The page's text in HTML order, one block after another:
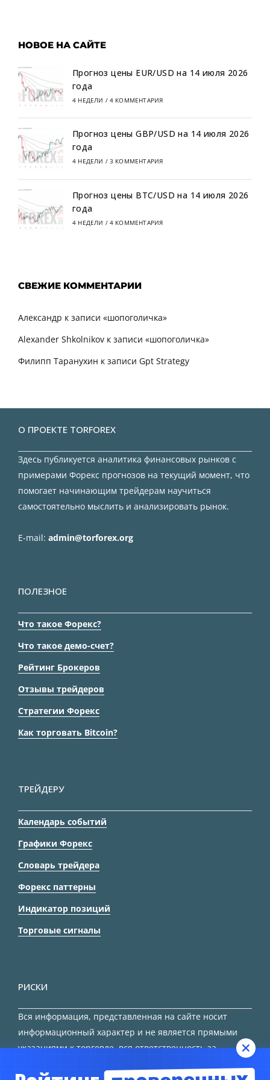
НОВОЕ НА САЙТЕ
Прогноз цены EUR/USD на 14 июля 2026
года
4 НЕДЕЛИ / 4 КОММЕНТАРИЯ
Прогноз цены GBP/USD на 14 июля 2026
года
4 НЕДЕЛИ / 3 КОММЕНТАРИЯ
Прогноз цены BTC/USD на 14 июля 2026
года
4 НЕДЕЛИ / 4 КОММЕНТАРИЯ
СВЕЖИЕ КОММЕНТАРИИ
Александр к записи «шопоголичка»
Alexander Shkolnikov к записи «шопоголичка»
Филипп Таранухин к записи Gpt Strategy
О ПРОЕКТЕ TORFOREX
Здесь публикуется аналитика финансовых рынков с
примерами Форекс прогнозов на текущий момент, что
помогает начинающим трейдерам научиться
самостоятельно мыслить и анализировать рынок.
E-mail: admin@torforex.org
ПОЛЕЗНОЕ
Что такое Форекс?
Что такое демо-счет?
Рейтинг Брокеров
Отзывы трейдеров
Стратегии Форекс
Как торговать Bitcoin?
ТРЕЙДЕРУ
Календарь событий
Графики Форекс
Словарь трейдера
Форекс паттерны
Индикатор позиций
Торговые сигналы
РИСКИ
Вся информация, представленная на сайте носит
информационный характер и не является прямыми
указаниями к торговле, вся ответственность за